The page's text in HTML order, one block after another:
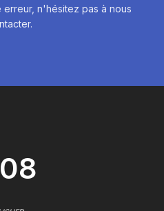
n'hésitez pas à nous